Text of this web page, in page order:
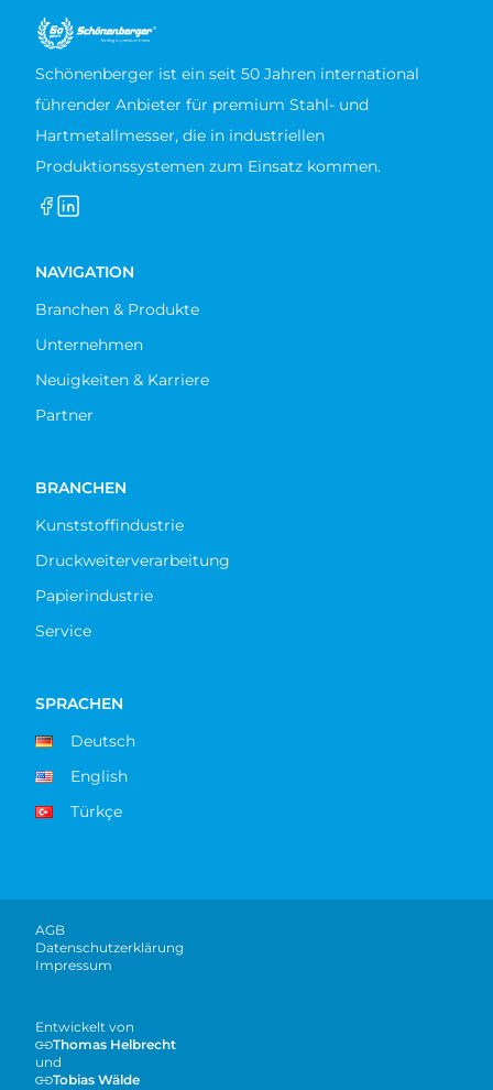
Schönenberger ist ein seit 50 Jahren international
führender Anbieter für premium Stahl- und
Hartmetallmesser, die in industriellen
Produktionssystemen zum Einsatz kommen.
NAVIGATION
Branchen & Produkte
Unternehmen
Neuigkeiten & Karriere
Partner
BRANCHEN
Kunststoffindustrie
Druckweiterverarbeitung
Papierindustrie
Service
SPRACHEN
Deutsch
English
Türkçe
Entwickelt von
Thomas Helbrecht
und
Tobias Wälde
AGB
Datenschutzerklärung
Impressum